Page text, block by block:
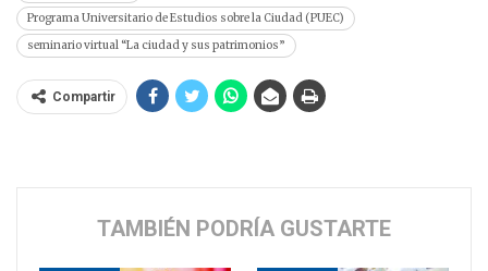
Programa Universitario de Estudios sobre la Ciudad (PUEC)
seminario virtual “La ciudad y sus patrimonios”
Compartir
TAMBIÉN PODRÍA GUSTARTE